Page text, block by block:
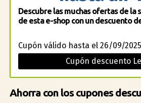
Descubre las muchas ofertas de la
de esta e-shop con un descuento
Cupón válido hasta el 26/09/
Cupón descuento
Ahorra con los cupones